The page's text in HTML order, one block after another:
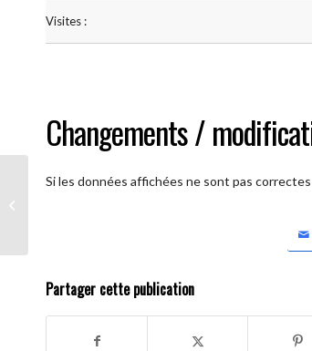
Visites :
Changements /
Si les données affichées ne sont pas
Partager cette publication